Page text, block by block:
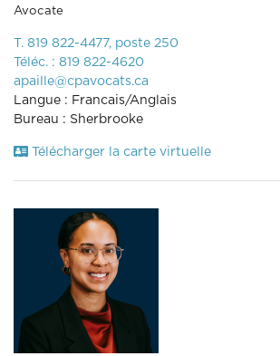
Avocate
T. 819 822-4477, poste 250
Téléc. : 819 822-4620
apaille@cpavocats.ca
Langue : Francais/Anglais
Bureau : Sherbrooke
Télécharger la carte virtuelle